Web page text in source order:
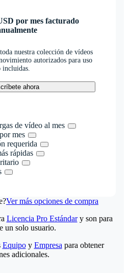
por mes facturado
nuestra colección de vídeos
autorizados para uso
incluidas.
ahora
de vídeo al mes
mes
requerida
rápidas
Ver más opciones de compra
Licencia Pro Estándary son para
un solo usuario.
Equipoy Empresa para obtener
adicionales.